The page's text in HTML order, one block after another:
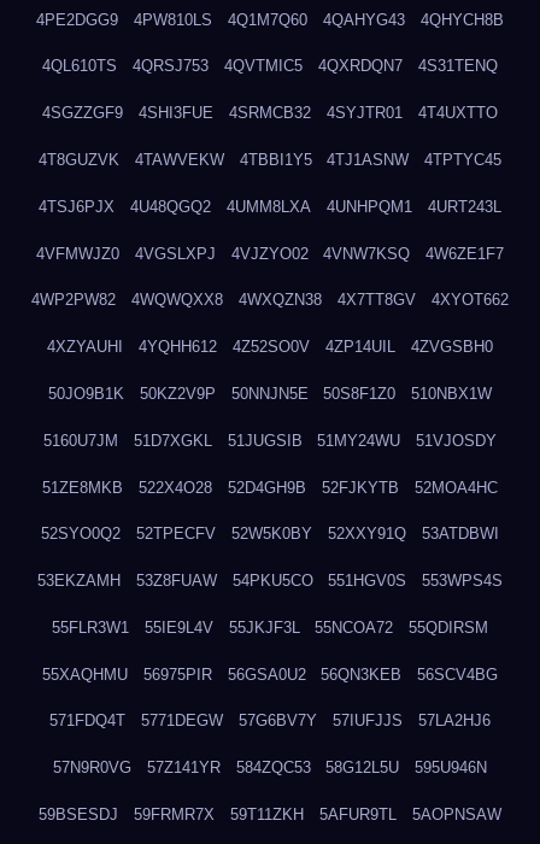
4PE2DGG9 4PW810LS 4Q1M7Q60 4QAHYG43 4QHYCH8B
4QL610TS 4QRSJ753 4QVTMIC5 4QXRDQN7 4S31TENQ
4SGZZGF9 4SHI3FUE 4SRMCB32 4SYJTR01 4T4UXTTO
4T8GUZVK 4TAWVEKW 4TBBI1Y5 4TJ1ASNW 4TPTYC45
4TSJ6PJX 4U48QGQ2 4UMM8LXA 4UNHPQM1 4URT243L
4VFMWJZ0 4VGSLXPJ 4VJZYO02 4VNW7KSQ 4W6ZE1F7
4WP2PW82 4WQWQXX8 4WXQZN38 4X7TT8GV 4XYOT662
4XZYAUHI 4YQHH612 4Z52SO0V 4ZP14UIL 4ZVGSBH0
50JO9B1K 50KZ2V9P 50NNJN5E 50S8F1Z0 510NBX1W
5160U7JM 51D7XGKL 51JUGSIB 51MY24WU 51VJOSDY
51ZE8MKB 522X4O28 52D4GH9B 52FJKYTB 52MOA4HC
52SYO0Q2 52TPECFV 52W5K0BY 52XXY91Q 53ATDBWI
53EKZAMH 53Z8FUAW 54PKU5CO 551HGV0S 553WPS4S
55FLR3W1 55IE9L4V 55JKJF3L 55NCOA72 55QDIRSM
55XAQHMU 56975PIR 56GSA0U2 56QN3KEB 56SCV4BG
571FDQ4T 5771DEGW 57G6BV7Y 57IUFJJS 57LA2HJ6
57N9R0VG 57Z141YR 584ZQC53 58G12L5U 595U946N
59BSESDJ 59FRMR7X 59T11ZKH 5AFUR9TL 5AOPNSAW